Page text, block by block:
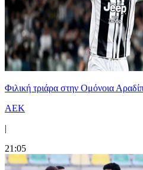
Φιλική τριάρα στην Ομόνοια
ΑΕΚ
|
21:05